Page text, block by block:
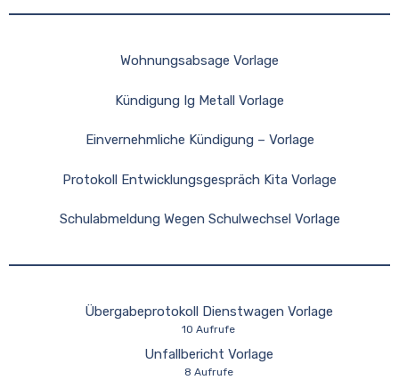
Wohnungsabsage Vorlage
Kündigung Ig Metall Vorlage
Einvernehmliche Kündigung – Vorlage
Protokoll Entwicklungsgespräch Kita Vorlage
Schulabmeldung Wegen Schulwechsel Vorlage
Übergabeprotokoll Dienstwagen Vorlage
10 Aufrufe
Unfallbericht Vorlage
8 Aufrufe